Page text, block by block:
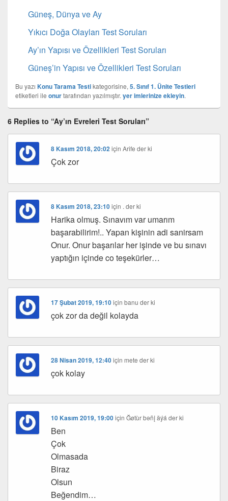
Güneş, Dünya ve Ay
Yıkıcı Doğa Olayları Test Soruları
Ay’ın Yapısı ve Özellikleri Test Soruları
Güneş’in Yapısı ve Özellikleri Test Soruları
Bu yazı Konu Tarama Testikategorisine, 5. Sınıf 1. Ünite Testleri
etiketleri ile onurtarafından yazılmıştır. yer imlerinize ekleyin.
6 Replies to “Ay’ın Evreleri Test Soruları”
8 Kasım 2018, 20:02içinArife der ki
Çok zor
8 Kasım 2018, 23:10için . der ki
Harika olmuş. Sınavım var umarım
başarabilirim!.. Yapan kişinin adi sanirsam
Onur. Onur başarılar her işinde ve bu sınavı
yaptığın içinde co teşekürler…
17 Şubat 2019, 19:10içinbanu der ki
çok zor da değil kolayda
28 Nisan 2019, 12:40içinmete der ki
çok kolay
10 Kasım 2019, 19:00içinĞøtùr bəñį äýá der ki
Ben
Çok
Olmasada
Biraz
Olsun
Beğendim…